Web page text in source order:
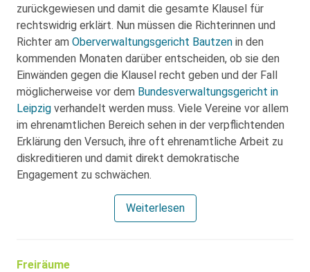
zurückgewiesen und damit die gesamte Klausel für
rechtswidrig erklärt. Nun müssen die Richterinnen und
Richter am Oberverwaltungsgericht Bautzen in den
kommenden Monaten darüber entscheiden, ob sie den
Einwänden gegen die Klausel recht geben und der Fall
möglicherweise vor dem Bundesverwaltungsgericht in
Leipzig verhandelt werden muss. Viele Vereine vor allem
im ehrenamtlichen Bereich sehen in der verpflichtenden
Erklärung den Versuch, ihre oft ehrenamtliche Arbeit zu
diskreditieren und damit direkt demokratische
Engagement zu schwächen.
Weiterlesen
Freiräume